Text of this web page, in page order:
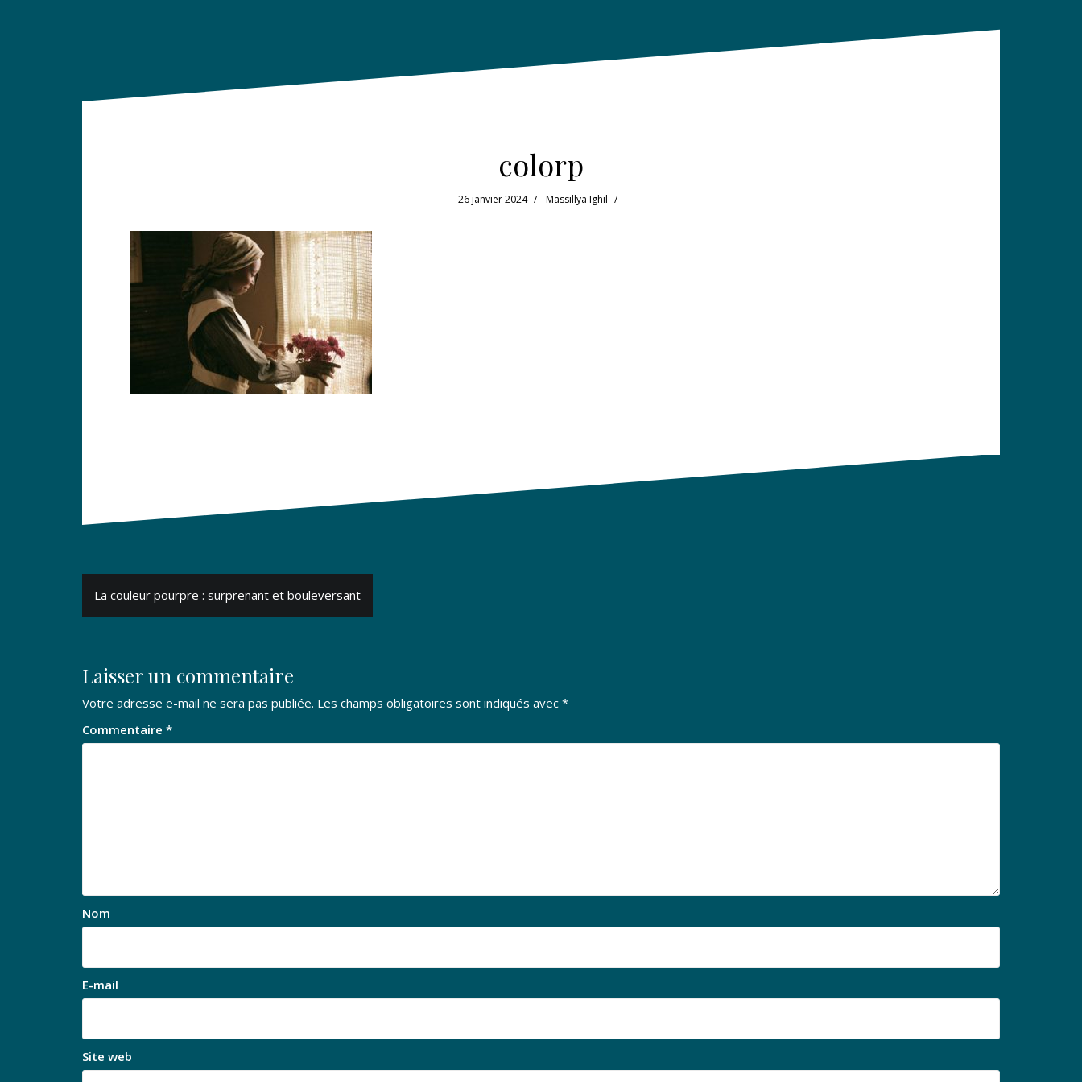
colorp
26 janvier 2024 Massillya Ighil
Navigation
de
La couleur pourpre : surprenant et bouleversant
Laisser un commentaire
Votre adresse e-mail ne sera pas publiée. Les champs obligatoires sont indiqués avec *
Commentaire *
Nom
E-mail
Site web